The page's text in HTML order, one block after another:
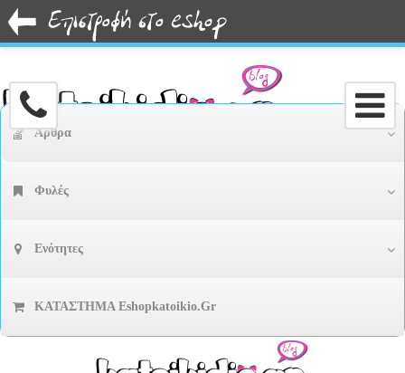
Άρθρα
Φυλές
Ενότητες
ΚΑΤΑΣΤΗΜΑ Eshopkatoikio.gr